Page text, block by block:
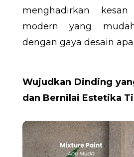
menghadirkan
modern yang
dengan gaya desain
Wujudkan Dinding
dan Bernilai Estetika